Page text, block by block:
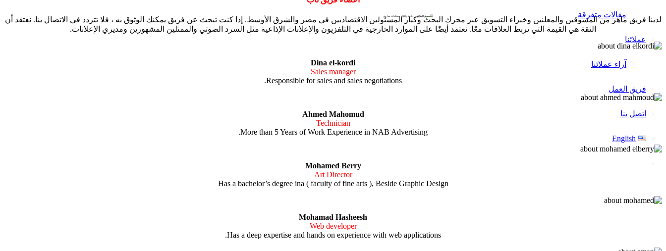
مقالات متفرقة
عملائنا
آراء عملائنا
فريق العمل
اتصل بنا
English
لدينا فريق ماهر من المسوقين والمعلنين وخبراء التسويق عبر محرك البحث وكبار المسئولين الاقتصاديين في مصر والشرق الأوسط. إذا كنت تبحث عن فريق يمكنك الوثوق به ، فلا تتردد في الاتصال بنا. نعتقد أن
الثقة هي القيمة التي تربط العلاقات معًا. نعتمد أيضًا على الموارد الخارجية في التلفزيون والإعلانات الإذاعية مثل السرد الصوتي والممثلين المشهورين ومديري الإعلانات.
Dina el-kordi
Sales manager
Responsible for sales and sales negotiations.
Ahmed Mahomud
Technician
More than 5 Years of Work Experience in NAB Advertising.
Mohamed Berry
Art Director
Has a bachelor’s degree ina ( faculty of fine arts ), Beside Graphic Design
Mohamad Hasheesh
Web developer
Has a deep expertise and hands on experience with web applications.